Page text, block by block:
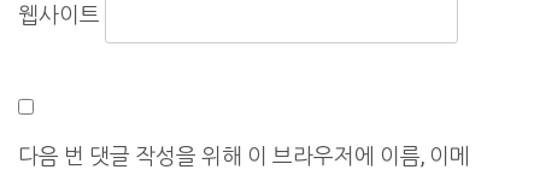
웹사이트
다음 번 댓글 작성을 위해 이 브라우저에 이름, 이메